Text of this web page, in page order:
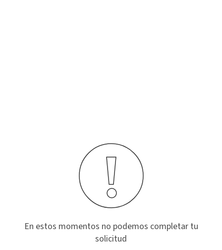
En estos momentos no podemos completar tu
solicitud